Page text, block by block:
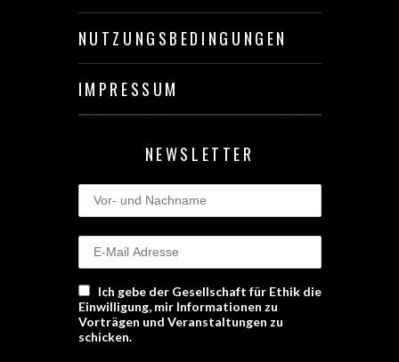
NUTZUNGSBEDINGUNGEN
IMPRESSUM
NEWSLETTER
Ich gebe der Gesellschaft für Ethik die
Einwilligung, mir Informationen zu
Vorträgen und Veranstaltungen zu
schicken.